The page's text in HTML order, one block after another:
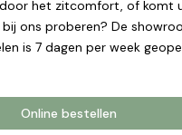
het zitcomfort, of komt
ons proberen? De
is 7 dagen per week
Online bestellen